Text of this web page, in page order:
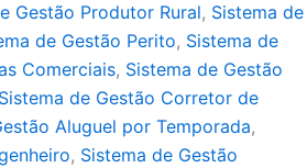
Gestão Produtor Rural, Sistema de
de Gestão Perito, Sistema de
Comerciais, Sistema de Gestão
Sistema de Gestão Corretor de
Aluguel por Temporada,
, Sistema de Gestão